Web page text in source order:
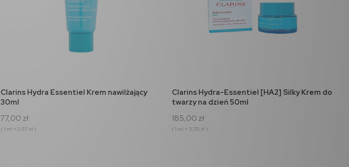
do koszyka
Clarins Hydra Essentiel Krem nawilżający
30ml
77,00 zł
( 1 ml = 2,57 zł )
do koszyka
Clarins Hydra-Essentiel [HA2] Silky Krem do
twarzy na dzień 50ml
185,00 zł
( 1 ml = 3,70 zł )